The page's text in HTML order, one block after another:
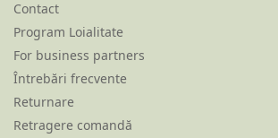
Contact
Program Loialitate
For business partners
Întrebări frecvente
Returnare
Retragere comandă